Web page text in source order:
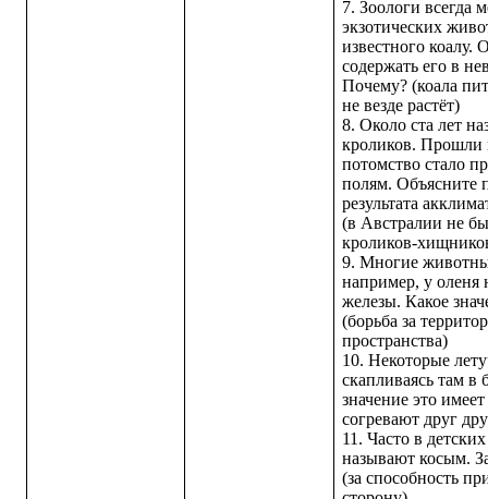
7. Зоологи всегда
экзотических
известного коалу.
содержать его в
Почему? (коала
не везде растёт)
8. Около ста лет
кроликов. Прошли
потомство стало
полям. Объясните
результата
(в Австралии не
кроликов-
9. Многие
например, у оленя
железы. Какое
(борьба за
пространства)
10. Некоторые
скапливаясь там в
значение это
согревают друг
11. Часто в
называют косым.
(за способность